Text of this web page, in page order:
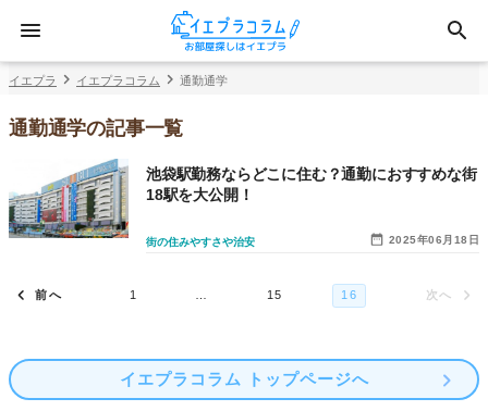
イエプラ イエプラコラム 通勤通学
通勤通学の記事一覧
2025年06月18日
街の住みやすさや治安
池袋駅勤務ならどこに住む？通勤におすすめな街
18駅を大公開！
イエプラコラム トップページへ